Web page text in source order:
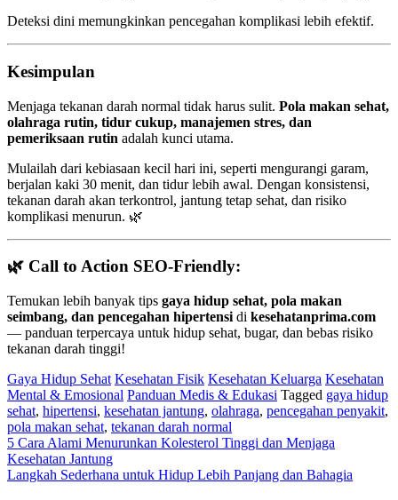
Deteksi dini memungkinkan pencegahan komplikasi lebih efektif.
Kesimpulan
Menjaga tekanan darah normal tidak harus sulit. Pola makan sehat,
olahraga rutin, tidur cukup, manajemen stres, dan
pemeriksaan rutin adalah kunci utama.
Mulailah dari kebiasaan kecil hari ini, seperti mengurangi garam,
berjalan kaki 30 menit, dan tidur lebih awal. Dengan konsistensi,
tekanan darah akan terkontrol, jantung tetap sehat, dan risiko
komplikasi menurun. 🌿
🌿 Call to Action SEO-Friendly:
Temukan lebih banyak tips gaya hidup sehat, pola makan
seimbang, dan pencegahan hipertensi di kesehatanprima.com
— panduan terpercaya untuk hidup sehat, bugar, dan bebas risiko
tekanan darah tinggi!
Gaya Hidup Sehat Kesehatan Fisik Kesehatan Keluarga Kesehatan
Mental & Emosional Panduan Medis & Edukasi Tagged gaya hidup
sehat, hipertensi, kesehatan jantung, olahraga, pencegahan penyakit,
pola makan sehat, tekanan darah normal
Navigasi
pos
5 Cara Alami Menurunkan Kolesterol Tinggi dan Menjaga
Kesehatan Jantung
Langkah Sederhana untuk Hidup Lebih Panjang dan Bahagia